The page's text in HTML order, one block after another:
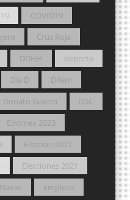
COVID19
Cruz Roja
DDHH
deporte
Día D
Difem
Donato Guerra
DSC
Edomex 2023
Elección 2021
Elecciones 2021
Empleos